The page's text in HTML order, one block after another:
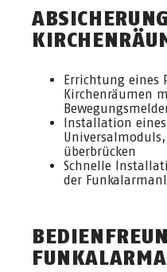
Errichtung eines
Kirchenräumen
Installation eines
überbrücken
Schnelle
der